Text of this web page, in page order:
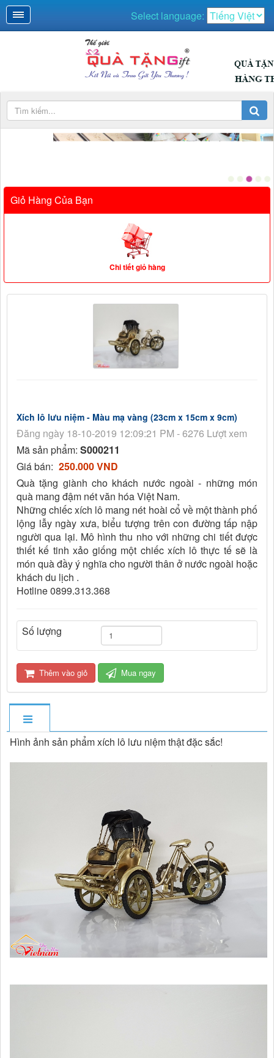
Select language:
Giỏ Hàng Của Bạn
Chi tiết giỏ hàng
Xích lô lưu niệm - Màu mạ vàng (23cm x 15cm x 9cm)
Đăng ngày 18-10-2019 12:09:21 PM - 6276 Lượt xem
Mã sản phẩm: S000211
Giá bán: 250.000 VND
Quà tặng giành cho khách nước ngoài - những món
quà mang đậm nét văn hóa Việt Nam.
Những chiếc xích lô mang nét hoài cổ về một thành phố
lộng lẫy ngày xưa, biểu tượng trên con đường tấp nập
người qua lại. Mô hình thu nho với những chi tiết được
thiết kế tinh xảo giống một chiếc xích lô thực tế sẽ là
món quà đầy ý nghĩa cho người thân ở nước ngoài hoặc
khách du lịch .
Hotline 0899.313.368
Số lượng
Thêm vào giỏ Mua ngay
Hình ảnh sản phẩm xích lô lưu niệm thật đặc sắc!